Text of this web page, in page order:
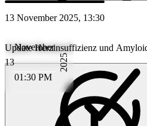
13 November 2025, 13:30
13
November
01:30 PM
2025
Update Herzinsuffizienz und